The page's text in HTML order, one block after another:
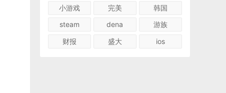
小游戏
完美
韩国
steam
dena
游族
财报
盛大 ios